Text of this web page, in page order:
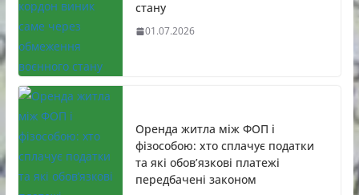
стану
01.07.2026
Оренда житла між ФОП і
фізособою: хто сплачує податки
та які обов’язкові платежі
передбачені законом